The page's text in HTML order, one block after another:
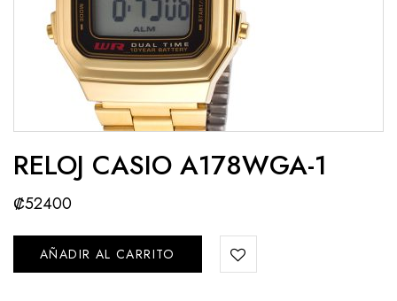
RELOJ CASIO A178WGA-1
₡52400
AÑADIR AL CARRITO